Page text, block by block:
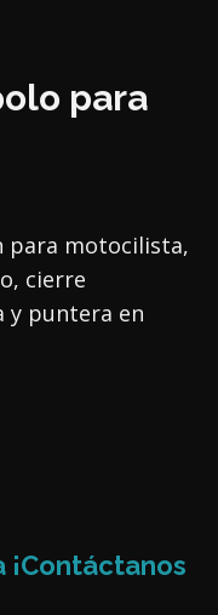
para
para motocilista,
cierre
y puntera en